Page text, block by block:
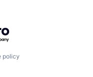
policy